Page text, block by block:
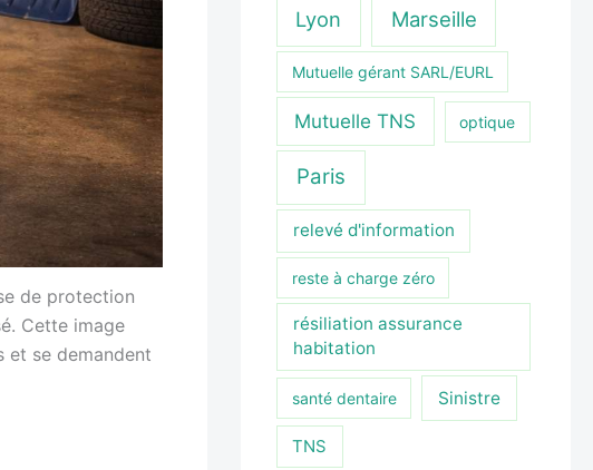
de protection
Cette image
et se demandent
Lyon Marseille
Mutuelle gérant SARL/EURL
Mutuelle TNS optique
Paris
relevé d'information
reste à charge zéro
résiliation assurance
habitation
santé dentaire Sinistre
TNS